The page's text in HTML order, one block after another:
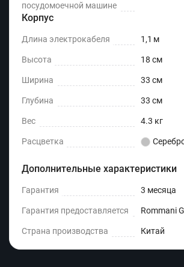
посудомоечной машине
Корпус
Длина электрокабеля 1,1 м
Высота 18 см
Ширина 33 см
Глубина 33 см
Вес 4.3 кг
Расцветка
Дополнительные характеристики
Гарантия 3 месяца
Гарантия предоставляется Rommani
Страна производства Китай